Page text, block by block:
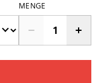
MENGE